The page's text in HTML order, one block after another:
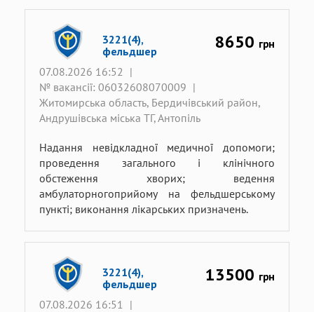
3221(4),
фельдшер
8650 грн
07.08.2026 16:52 |
№ вакансії: 06032608070009 |
Житомирська область, Бердичівський район,
Андрушівська міська ТГ, Антопіль
Надання невідкладної медичної допомоги;
проведення загального і клінічного
обстеження хворих; ведення
амбулаторногоприйому на фельдшерському
пункті; виконання лікарських призначень.
3221(4),
фельдшер
13500 грн
07.08.2026 16:51 |